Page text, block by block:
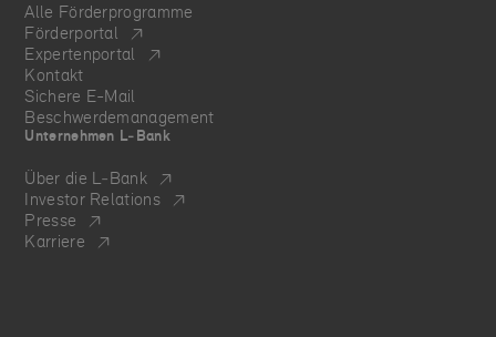
Alle Förderprogramme
Förderportal
Expertenportal
Kontakt
Sichere E-Mail
Beschwerdemanagement
Unternehmen L‑Bank
Über die L‑Bank
Investor Relations
Presse
Karriere